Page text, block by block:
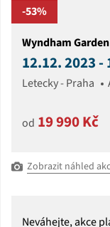
-53%
Wyndham
12.12. 2023 -
Letecky - Praha
od 19 990 Kč
Zobrazit náhled
Neváhejte, akce